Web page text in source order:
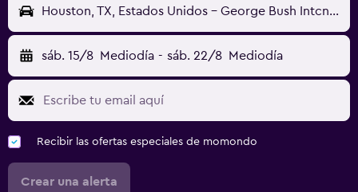
Houston, TX, Estados Unidos - George Bush Intcntl (IAH)
sáb. 15/8 Mediodía - sáb. 22/8 Mediodía
Recibir las ofertas especiales de momondo
Crear una alerta